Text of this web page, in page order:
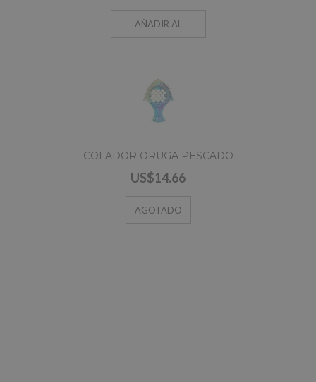
AÑADIR AL
COLADOR ORUGA PESCADO
US$14.66
AGOTADO